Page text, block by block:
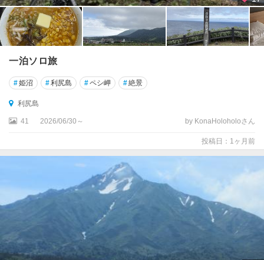
層
雲
峡
・
り
も
広
・
根
一泊ソロ旅
#姫沼 #利尻島 #ペシ岬 #絶景
利尻島
41 2026/06/30～ by KonaHoloholoさん
投稿日：1ヶ月前